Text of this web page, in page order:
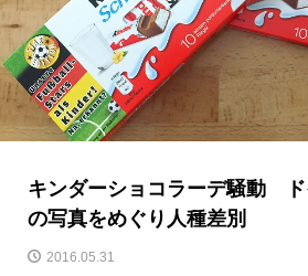
キンダーショコラーデ騒動
の写真をめぐり人種差別
2016.05.31